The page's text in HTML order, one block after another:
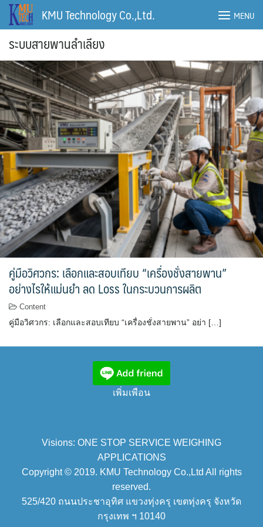
Skip
KMU Technology Co.,Ltd. MENU
ระบบสายพานลำเลียง
คู่มือวิศวกร: เลือกและสอบเทียบ “เครื่องชั่งสายพาน”
อย่างไรให้แม่นยำ ลด Loss ในกระบวนการผลิต
Content
คู่มือวิศวกร: เลือกและสอบเทียบ “เครื่องชั่งสายพาน” อย่า […]
เพิ่มเพือน
Visions: ONE STOP SERVICE WEIGHING
APPLICATIONS
Copyright © 2019. KMU Technology Co.,Ltd All rights
reserved.
525/420 ถนนประชาอุทิศ แขวงทุ่งครุ เขตทุ่งครุ จังหวัด
กรุงเทพ ฯ 10140